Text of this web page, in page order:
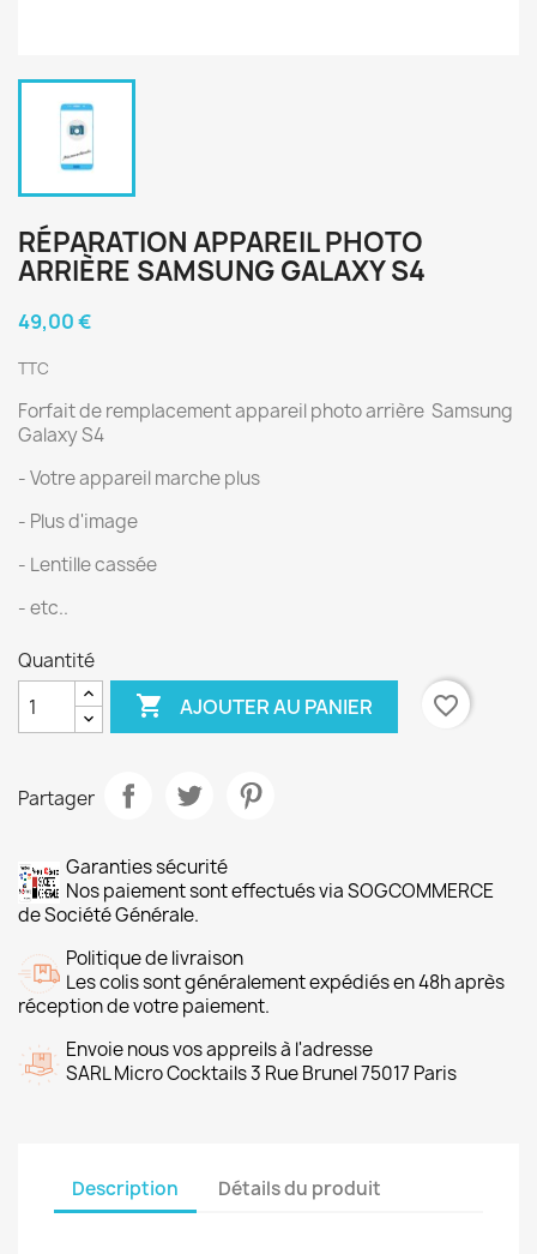
RÉPARATION APPAREIL PHOTO
ARRIÈRE SAMSUNG GALAXY S4
49,00 €
TTC
Forfait de remplacement appareil photo arrière Samsung
Galaxy S4
- Votre appareil marche plus
- Plus d'image
- Lentille cassée
- etc..
Quantité
 AJOUTER AU PANIER favorite_border
Partager
Garanties sécurité
Nos paiement sont effectués via SOGCOMMERCE
de Société Générale.
Politique de livraison
Les colis sont généralement expédiés en 48h après
réception de votre paiement.
Envoie nous vos appreils à l'adresse
SARL Micro Cocktails 3 Rue Brunel 75017 Paris
Description Détails du produit